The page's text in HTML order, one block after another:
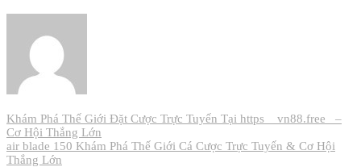
Yazı
gezinmesi
Khám Phá Thế Giới Đặt Cược Trực Tuyến Tại https__vn88.free_ –
Cơ Hội Thắng Lớn
air blade 150 Khám Phá Thế Giới Cá Cược Trực Tuyến & Cơ Hội
Thắng Lớn